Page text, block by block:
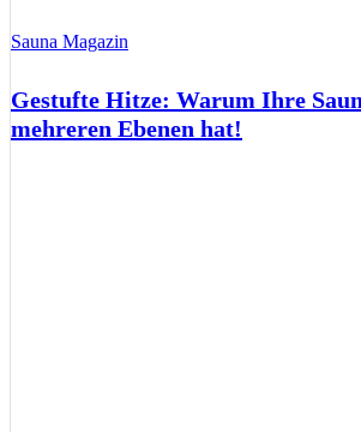
Sauna Magazin
Gestufte Hitze: Warum Ihre
mehreren Ebenen hat!